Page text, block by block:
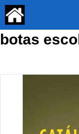
Saltar
contenido
botas